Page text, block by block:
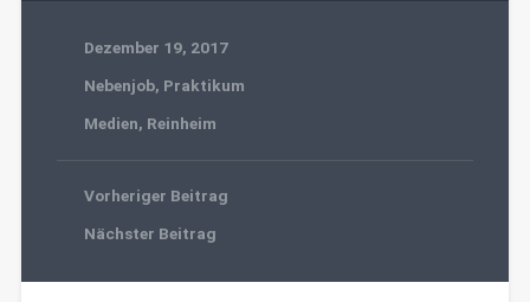
Dezember 19, 2017
Nebenjob, Praktikum
Medien, Reinheim
Vorheriger Beitrag
Nächster Beitrag